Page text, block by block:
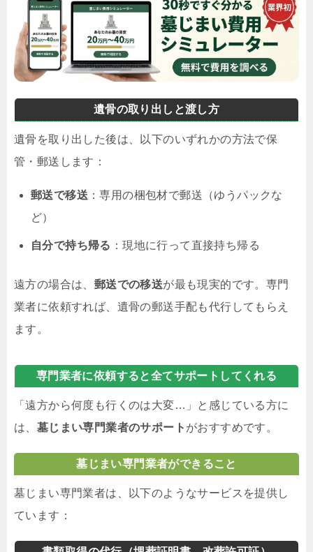
遺骨の取り出しと渡し方
遺骨を取り出した後は、以下のいずれかの方法で保
管・郵送します：
郵送で移送 ：専用の梱包材で郵送（ゆうパックな
ど）
自分で持ち帰る ：現地に行って直接持ち帰る
遠方の場合は、 郵送での移送が最も現実的です。専門
業者に依頼すれば、遺骨の郵送手配も代行してもらえ
ます。
専門業者に依頼すると全てサポートしてくれる
「遠方から何度も行くのは大変…」と感じている方に
は、 墓じまい専門業者のサポート がおすすめです。
墓じまい専門業者ができること
墓じまい専門業者は、以下のようなサービスを提供し
ています：